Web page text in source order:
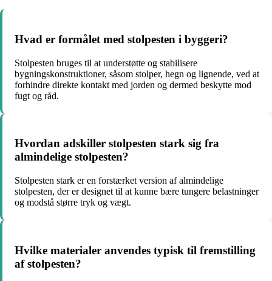
Hvad er formålet med stolpesten i byggeri?
Stolpesten bruges til at understøtte og stabilisere
bygningskonstruktioner, såsom stolper, hegn og lignende, ved at
forhindre direkte kontakt med jorden og dermed beskytte mod
fugt og råd.
Hvordan adskiller stolpesten stark sig fra
almindelige stolpesten?
Stolpesten stark er en forstærket version af almindelige
stolpesten, der er designet til at kunne bære tungere belastninger
og modstå større tryk og vægt.
Hvilke materialer anvendes typisk til fremstilling
af stolpesten?